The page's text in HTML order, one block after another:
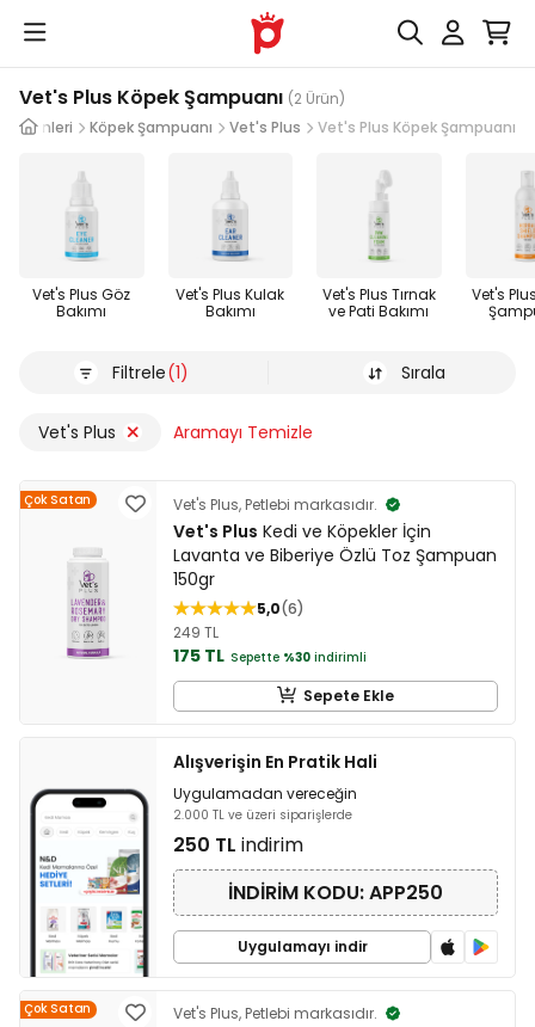
Vet's Plus Köpek Şampuanı (2 Ürün)
Ürünleri
Köpek Şampuanı Vet's Plus Vet's Plus Köpek Şampuanı
Vet's Plus Göz
Bakımı
Vet's Plus Kulak
Bakımı
Vet's Plus Tırnak
ve Pati Bakımı
Vet's
Filtrele(1) Sırala
Vet's Plus Aramayı Temizle
Çok Satan Vet's Plus, Petlebi markasıdır.
Vet's Plus Kedi ve Köpekler İçin
Lavanta ve Biberiye Özlü Toz Şampuan
150gr
5,0 6
249 TL
175 TL Sepette %30 indirimli
Sepete Ekle
Alışverişin En Pratik Hali
Uygulamadan vereceğin
2.000 TL ve üzeri siparişlerde
250 TL indirim
İNDİRİM KODU: APP250
Uygulamayı indir
Çok Satan Vet's Plus, Petlebi markasıdır.